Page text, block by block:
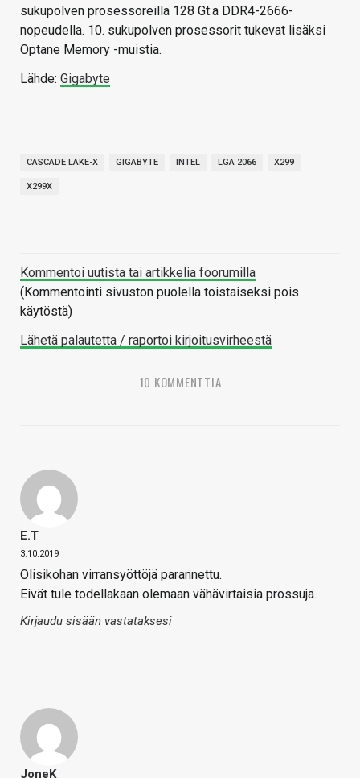
sukupolven prosessoreilla 128 Gt:a DDR4-2666-
nopeudella. 10. sukupolven prosessorit tukevat lisäksi
Optane Memory -muistia.
Lähde: Gigabyte
CASCADE LAKE-X GIGABYTE INTEL LGA 2066 X299
X299X
Kommentoi uutista tai artikkelia foorumilla
(Kommentointi sivuston puolella toistaiseksi pois
käytöstä)
Lähetä palautetta / raportoi kirjoitusvirheestä
10 KOMMENTTIA
E.T
3.10.2019
Olisikohan virransyöttöjä parannettu.
Eivät tule todellakaan olemaan vähävirtaisia prossuja.
Kirjaudu sisään vastataksesi
JoneK